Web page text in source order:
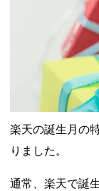
デジタルギ
PayPayポイ
2026年8
Vポイント
V
月から 2026
ドットマネ
限が8月末ま
【2026年夏
15%増量の
au PAY 残高
楽天の誕生月の
りました。
通常、楽天で誕